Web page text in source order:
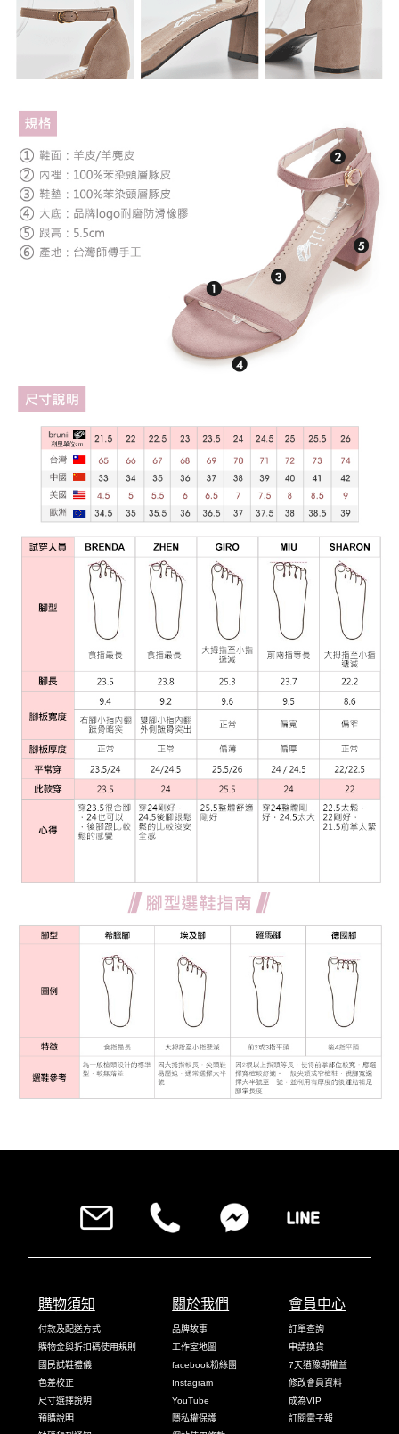
購物須知
付款及配送方式
購物金與折扣碼使用規則
國民試鞋禮儀
色差校正
尺寸選擇說明
預購說明
關於我們
品牌故事
工作室地圖
facebook粉絲團
Instagram
YouTube
隱私權保護
會員中心
訂單查詢
申請換貨
7天猶豫期權益
修改會員資料
成為VIP
訂閱電子報